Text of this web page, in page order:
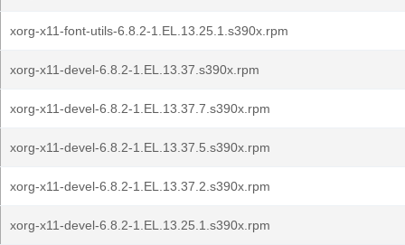
xorg-x11-font-utils-6.8.2-1.EL.13.25.1.s390x.rpm
xorg-x11-devel-6.8.2-1.EL.13.37.s390x.rpm
xorg-x11-devel-6.8.2-1.EL.13.37.7.s390x.rpm
xorg-x11-devel-6.8.2-1.EL.13.37.5.s390x.rpm
xorg-x11-devel-6.8.2-1.EL.13.37.2.s390x.rpm
xorg-x11-devel-6.8.2-1.EL.13.25.1.s390x.rpm